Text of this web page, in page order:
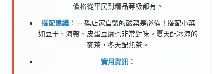
價格從平民到精品等級都有。
搭配建議： 一碟店家自製的酸菜是必備！搭配小菜
如豆干、海帶、皮蛋豆腐也非常對味。夏天配冰涼的
麥茶，冬天配熱茶。
實用資訊：